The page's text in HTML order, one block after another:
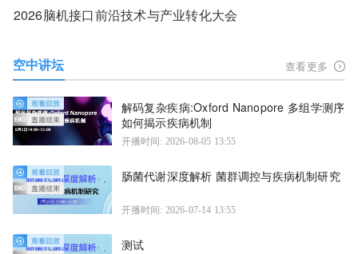
2026脑机接口前沿技术与产业转化大会
空中讲坛 查看更多
解码复杂疾病:Oxford Nanopore 多组学测序
如何揭示疾病机制
开播时间: 2026-08-05 13:55
肠菌代谢深度解析 菌群调控与疾病机制研究
开播时间: 2026-07-14 13:55
测试